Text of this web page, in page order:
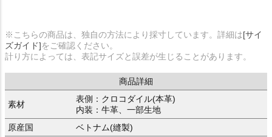
※こちらの商品は、独自の方法により採寸しています。詳細は[サイ
ズガイド]をご確認ください。
計り方によっては、表記サイズと誤差が生じることがあります。
商品詳細
素材
表側：クロコダイル(本革)
内装：牛革、一部生地
原産国
ベトナム(縫製)